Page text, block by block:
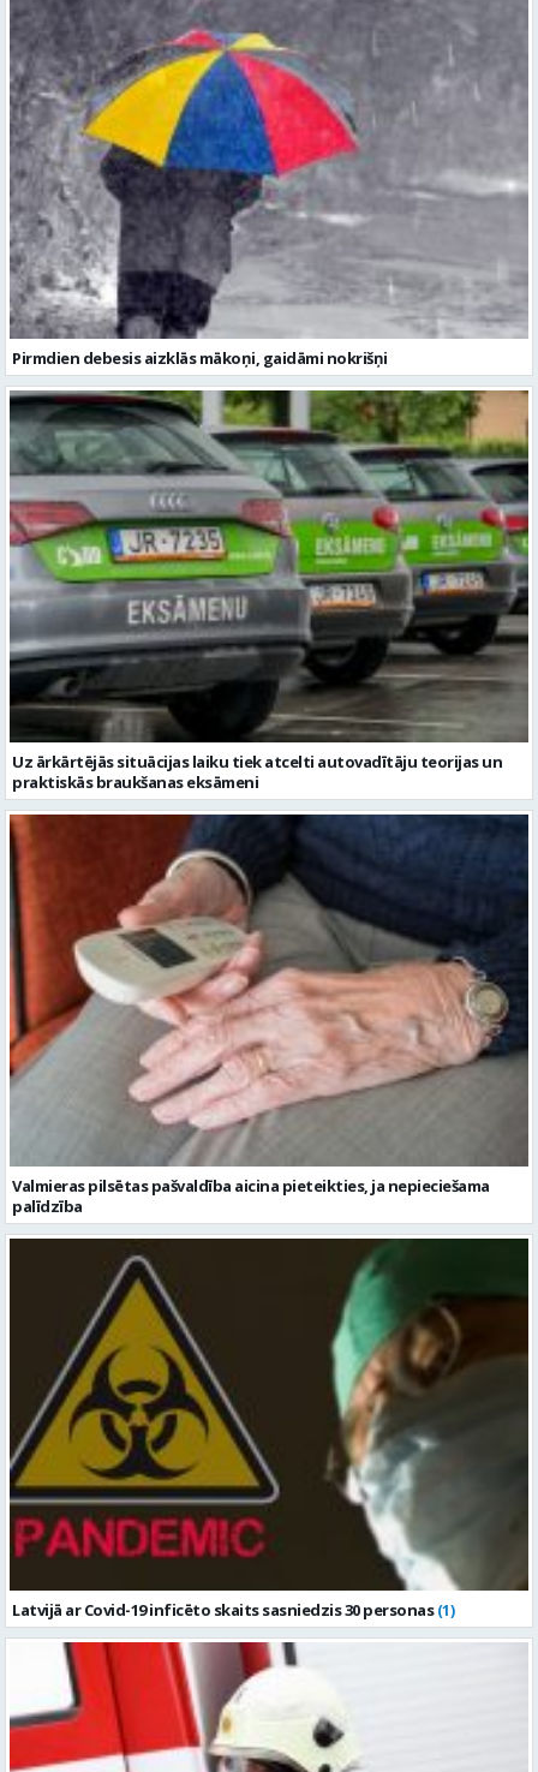
Pirmdien debesis aizklās mākoņi, gaidāmi nokrišņi
Uz ārkārtējās situācijas laiku tiek atcelti autovadītāju teorijas un
praktiskās braukšanas eksāmeni
Valmieras pilsētas pašvaldība aicina pieteikties, ja nepieciešama
palīdzība
Latvijā ar Covid-19 inficēto skaits sasniedzis 30 personas (1)